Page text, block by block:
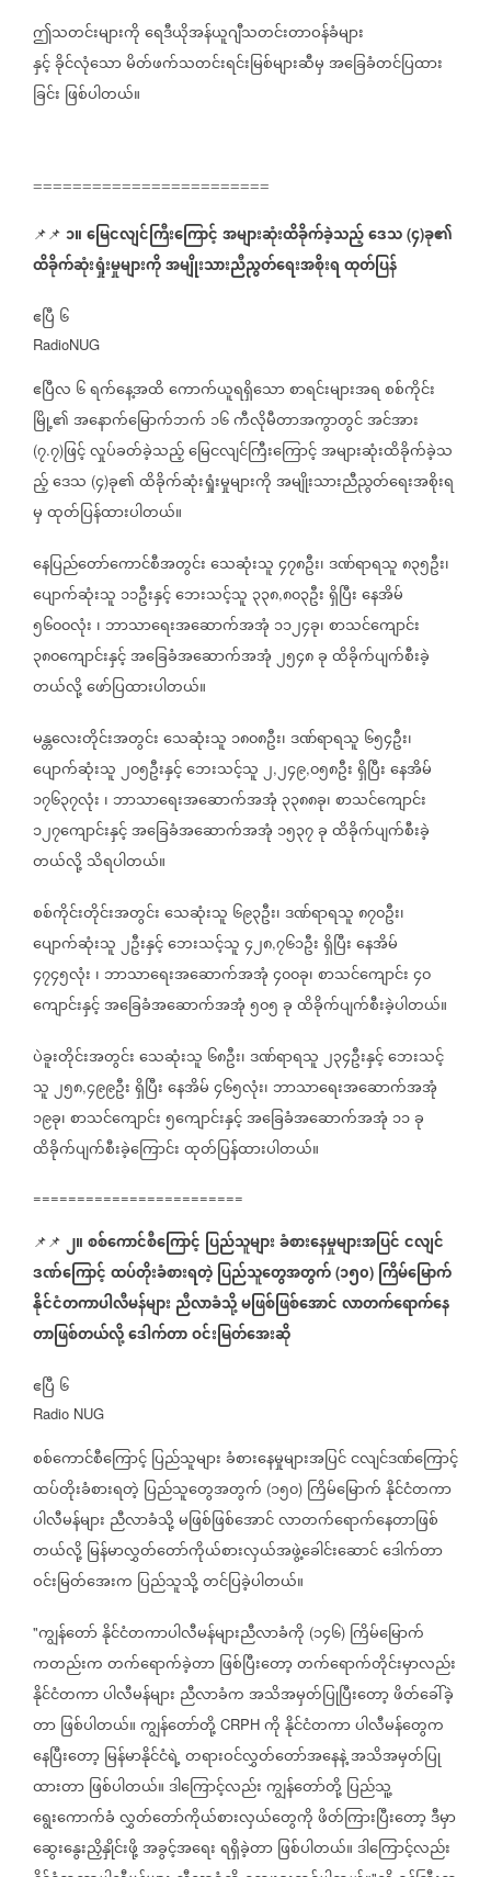
ဤသတင်းများကိုရေဒီယိုအန်ယူဂျီသတင်းတာဝန်ခံများ
နှင့်ခိုင်လုံသောမိတ်ဖက်သတင်းရင်းမြစ်များဆီမှအခြေခံတင်ပြထား
ခြင်း ဖြစ်ပါတယ်။
========================
📌📌 ၁။မြေငလျင်ကြီးကြောင့်အများဆုံးထိခိုက်ခဲ့သည့်ဒေသ (၄)ခု၏
ထိခိုက်ဆုံးရှုံးမှုများကိုအမျိုးသားညီညွတ်ရေးအစိုးရထုတ်ပြန်
ဧပြီ ၆
RadioNUG
ဧပြီလ ၆ရက်နေ့အထိကောက်ယူရရှိသောစာရင်းများအရစစ်ကိုင်း
မြို့၏အနောက်မြောက်ဘက် ၁၆ကီလိုမီတာအကွာတွင်အင်အား
(၇.၇)ဖြင့်လှုပ်ခတ်ခဲ့သည့်မြေငလျင်ကြီးကြောင့်အများဆုံးထိခိုက်ခဲ့သ
ည့်ဒေသ (၄)ခု၏ထိခိုက်ဆုံးရှုံးမှုများကိုအမျိုးသားညီညွတ်ရေးအစိုးရ
မှထုတ်ပြန်ထားပါတယ်။
နေပြည်တော်ကောင်စီအတွင်းသေဆုံးသူ၄၇၈ဦး၊ဒဏ်ရာရသူ၈၃၅ဦး၊
ပျောက်ဆုံးသူ ၁၁ဦးနှင့်ဘေးသင့်သူ ၃၃၈,၈၀၃ဦးရှိပြီးနေအိမ်
၅၆၀၀လုံး ၊ ဘာသာရေးအဆောက်အအုံ၁၁၂၄ခု၊စာသင်ကျောင်း
၃၈၀ကျောင်းနှင့်အခြေခံအဆောက်အအုံ၂၅၄၈ခုထိခိုက်ပျက်စီးခဲ့
တယ်လို့ဖော်ပြထားပါတယ်။
မန္တလေးတိုင်းအတွင်းသေဆုံးသူ ၁၈၀၈ဦး၊ဒဏ်ရာရသူ ၆၅၄ဦး၊
ပျောက်ဆုံးသူ၂၀၅ဦးနှင့်ဘေးသင့်သူ၂,၂၄၉,၀၅၈ဦးရှိပြီးနေအိမ်
၁၇၆၃၇လုံး ၊ ဘာသာရေးအဆောက်အအုံ၃၃၈၈ခု၊စာသင်ကျောင်း
၁၂၇‌ကျောင်းနှင့်အခြေခံအဆောက်အအုံ၁၅၃၇ခုထိခိုက်ပျက်စီးခဲ့
တယ်လို့သိရပါတယ်။
စစ်ကိုင်းတိုင်းအတွင်းသေဆုံးသူ ၆၉၃ဦး၊ဒဏ်ရာရသူ၈၇၀ဦး၊
ပျောက်ဆုံးသူ၂ဦးနှင့်ဘေးသင့်သူ၄၂၈,၇၆၁ဦးရှိပြီးနေအိမ်
၄၇၄၅လုံး ၊ ဘာသာရေးအဆောက်အအုံ၄၀၀ခု၊စာသင်ကျောင်း၄၀‌
ကျောင်းနှင့်အခြေခံအဆောက်အအုံ၅၀၅ခုထိခိုက်ပျက်စီးခဲ့ပါတယ်။
ပဲခူးတိုင်းအတွင်းသေဆုံးသူ ၆၈ဦး၊ဒဏ်ရာရသူ၂၃၄ဦးနှင့်ဘေးသင့်
သူ၂၅၈,၄၉၉ဦးရှိပြီးနေအိမ်၄၆၅လုံး၊ ဘာသာရေးအဆောက်အအုံ
၁၉ခု၊စာသင်ကျောင်း၅ကျောင်းနှင့်အခြေခံအဆောက်အအုံ၁၁ခု
ထိခိုက်ပျက်စီးခဲ့ကြောင်းထုတ်ပြန်ထားပါတယ်။
========================
📌📌 ၂။စစ်ကောင်စီကြောင့် ပြည်သူများခံစားနေမှုများအပြင်ငလျင်
ဒဏ်ကြောင့်ထပ်တိုးခံစားရတဲ့ပြည်သူတွေအတွက် (၁၅၀) ကြိမ်မြောက်
နိုင်ငံတကာပါလီမန်များ ညီလာခံသို့မဖြစ်ဖြစ်အောင်လာတက်ရောက်နေ
တာဖြစ်တယ်လို့ဒေါက်တာဝင်းမြတ်အေးဆို
ဧပြီ ၆
Radio NUG
စစ်ကောင်စီကြောင့်ပြည်သူများခံစားနေမှုများအပြင်ငလျင်ဒဏ်ကြောင့်
ထပ်တိုးခံစားရတဲ့ ပြည်သူတွေအတွက် (၁၅၀) ကြိမ်မြောက်နိုင်ငံတကာ
ပါလီမန်များ ညီလာခံသို့မဖြစ်ဖြစ်အောင်လာတက်ရောက်နေတာဖြစ်
တယ်လို့မြန်မာလွှတ်တော်ကိုယ်စားလှယ်အဖွဲ့‌ခေါင်းဆောင်ဒေါက်တာ
ဝင်းမြတ်အေးက ပြည်သူသို့တင်ပြခဲ့ပါတယ်။
"ကျွန်တော်နိုင်ငံတကာပါလီမန်များညီလာခံကို (၁၄၆) ကြိမ်မြောက်
ကတည်းကတက်ရောက်ခဲ့တာဖြစ်ပြီးတော့တက်ရောက်တိုင်းမှာလည်း
နိုင်ငံတကာပါလီမန်များ ညီလာခံကအသိအမှတ်ပြုပြီးတော့ဖိတ်ခေါ်ခဲ့
တာဖြစ်ပါတယ်။ကျွန်တော်တို့ CRPH ကိုနိုင်ငံတကာပါလီမန်တွေက
နေပြီးတော့မြန်မာနိုင်ငံရဲ့တရားဝင်လွှတ်တော်အနေနဲ့အသိအမှတ်ပြု
ထားတာဖြစ်ပါတယ်။ဒါကြောင့်လည်းကျွန်တော်တို့ပြည်သူ့
ရွေးကောက်ခံလွှတ်တော်ကိုယ်စားလှယ်တွေကိုဖိတ်ကြားပြီးတော့ဒီမှာ
ဆွေးနွေးညှိနှိုင်းဖို့အခွင့်အရေးရရှိခဲ့တာဖြစ်ပါတယ်။ဒါကြောင့်လည်း